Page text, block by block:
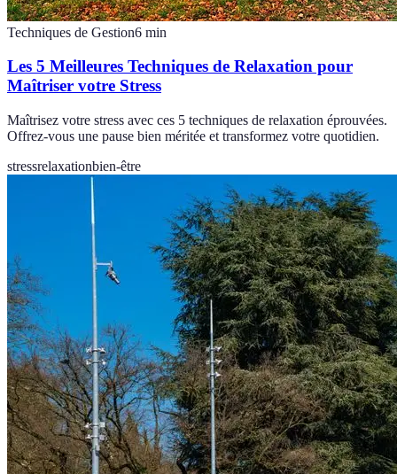
Techniques de Gestion6 min
Les 5 Meilleures Techniques de Relaxation pour
Maîtriser votre Stress
Maîtrisez votre stress avec ces 5 techniques de relaxation éprouvées.
Offrez-vous une pause bien méritée et transformez votre quotidien.
stressrelaxationbien-être